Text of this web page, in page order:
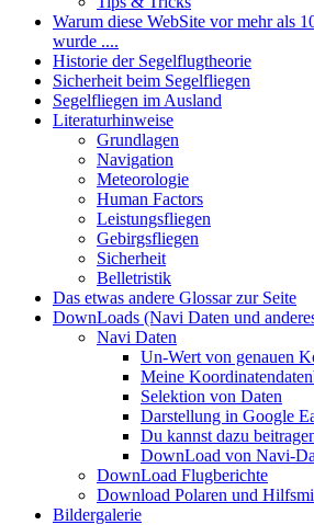
Warum diese WebSite vor mehr als
wurde ....
Historie der Segelflugtheorie
Sicherheit beim Segelfliegen
Segelfliegen im Ausland
Literaturhinweise
Grundlagen
Navigation
Meteorologie
Human Factors
Leistungsfliegen
Gebirgsfliegen
Sicherheit
Belletristik
Das etwas andere Glossar zur Seite
DownLoads (Navi Daten und
Navi Daten
Un-Wert von genauen
Meine
Selektion von Daten
Darstellung in Google
Du kannst dazu
DownLoad von Navi-
DownLoad Flugberichte
Download Polaren und
Bildergalerie